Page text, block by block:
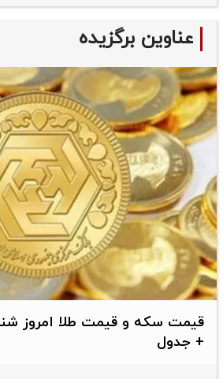
عناوین برگزیده
+ جدول